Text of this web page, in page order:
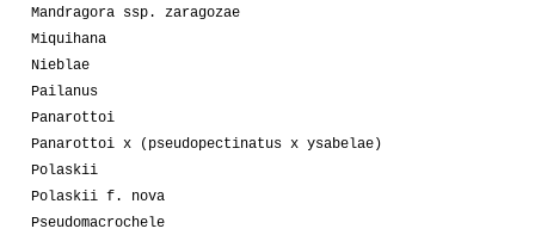
Mandragora ssp. zaragozae
Miquihana
Nieblae
Pailanus
Panarottoi
Panarottoi x (pseudopectinatus x ysabelae)
Polaskii
Polaskii f. nova
Pseudomacrochele